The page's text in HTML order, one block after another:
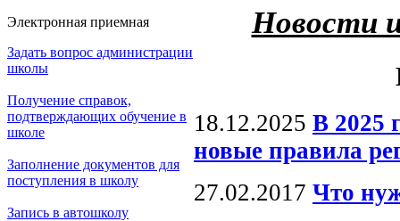
Электронная приемная
Задать вопрос администрации
школы
Получение справок,
подтверждающих обучение в
школе
Заполнение документов для
поступления в школу
Запись в автошколу
Новости
18.12.2025 В 2025
новые правила
27.02.2017 Что